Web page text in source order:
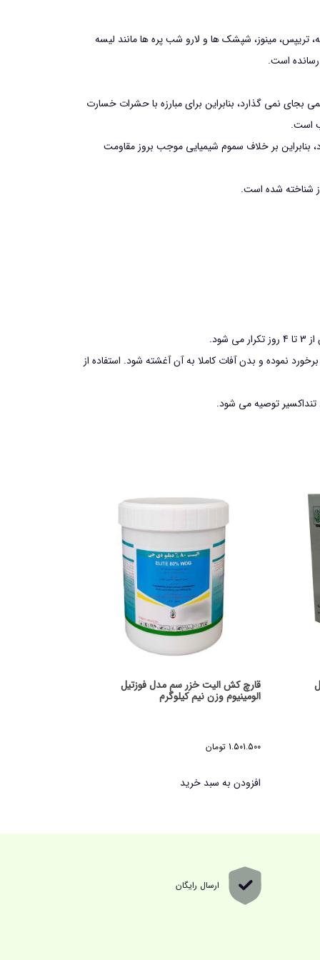
تریپس، مینوز، شپشک ها و لارو شب پره ها مانند ليسه
است.
نمي گذارد، بنابراين براي مبارزه با حشرات خسارت
است.
بر خلاف سموم شيميایی موجب بروز مقاومت
نموده و بدن آفات کاملا به آن آغشته شود. استفاده از
قارچ کش الیت خزر سم مدل فوزتیل
الومینیوم وزن نیم کیلوگرم
1.501.500 تومان
افزودن به سبد خرید
ارسال رایگان